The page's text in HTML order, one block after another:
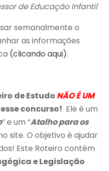
de Educação Infantil
semanalmente o
as informações
(clicando aqui).
de Estudo NÃO É UM
concurso! Ele é um
” e um “Atalho para os
site. O objetivo é ajudar
Este Roteiro contém
e Legislação